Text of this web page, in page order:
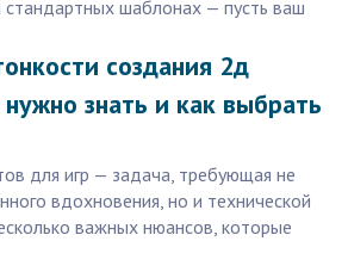
стандартных шаблонах — пусть ваш
создания 2д
знать и как выбрать
для игр — задача, требующая не
вдохновения, но и технической
важных нюансов, которые